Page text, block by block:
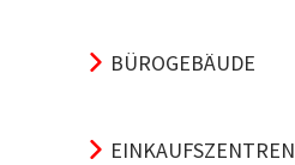
BÜROGEBÄUDE
EINKAUFSZENTREN